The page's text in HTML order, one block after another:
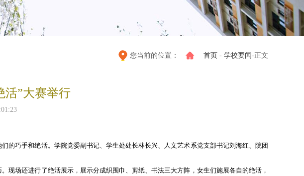
您当前的位置： 首页 - 学校要闻-正文
活”大赛举行
巧手和绝活。学院党委副书记、学生处处长林长兴、人文艺术系党支部书记刘海红、院团
场还进行了绝活展示，展示分成织围巾、剪纸、书法三大方阵，女生们施展各自的绝活，